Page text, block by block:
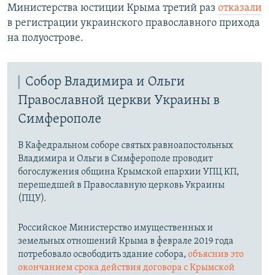
Министерства юстиции Крыма третий раз отказали
в регистрации украинского православного прихода
на полуострове.
Собор Владимира и Ольги
Православной церкви Украины в
Симферополе
В Кафедральном соборе святых равноапостольных
Владимира и Ольги в Симферополе проводит
богослужения община Крымской епархии УПЦ КП,
перешедшей в Православную церковь Украины
(ПЦУ).
Российское Министерство имущественных и
земельных отношений Крыма в феврале 2019 года
потребовало освободить здание собора, объяснив это
окончанием срока действия договора с Крымской